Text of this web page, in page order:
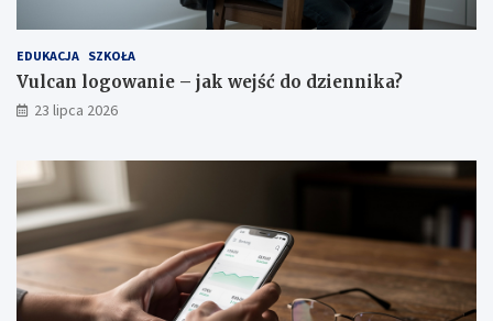
EDUKACJA SZKOŁA
Vulcan logowanie – jak wejść do dziennika?
23 lipca 2026